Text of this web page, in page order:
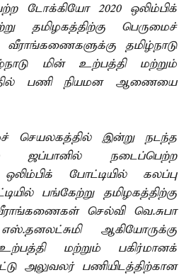
டோக்கியோ 2020 ஒலிம்பிக்
தமிழகத்திற்கு பெருமைச்
தமிழ்நாடு
மின் உற்பத்தி மற்றும்
பணி நியமன ஆணையை
செயலகத்தில் இன்று நடந்த
ஜப்பானில் நடைப்பெற்ற
போட்டியில் கலப்பு
பங்கேற்று தமிழகத்திற்கு
செல்வி வெ.சுபா
ஆகியோருக்கு
மற்றும் பகிர்மானக்
அலுவலர் பணியிடத்திற்கான